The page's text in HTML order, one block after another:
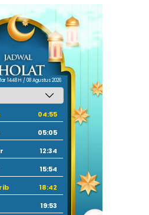
1448 H / 08 Agustus 2026
04:55
05:05
12:34
15:54
18:42
19:53